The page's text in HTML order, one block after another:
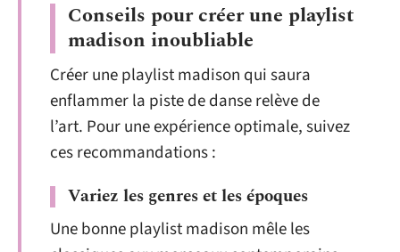
Conseils pour créer une playlist
madison inoubliable
Créer une playlist madison qui saura
enflammer la piste de danse relève de
l’art. Pour une expérience optimale, suivez
ces recommandations :
Variez les genres et les époques
Une bonne playlist madison mêle les